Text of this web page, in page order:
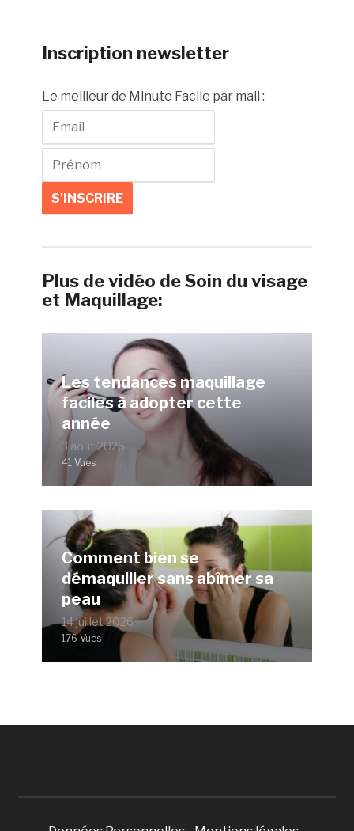
Inscription newsletter
Le meilleur de Minute Facile par mail :
Plus de vidéo de Soin du visage
et Maquillage:
Les tendances maquillage
faciles à adopter cette
année
3 août 2026
41 Vues
Comment bien se
démaquiller sans abîmer sa
peau
14 juillet 2026
176 Vues